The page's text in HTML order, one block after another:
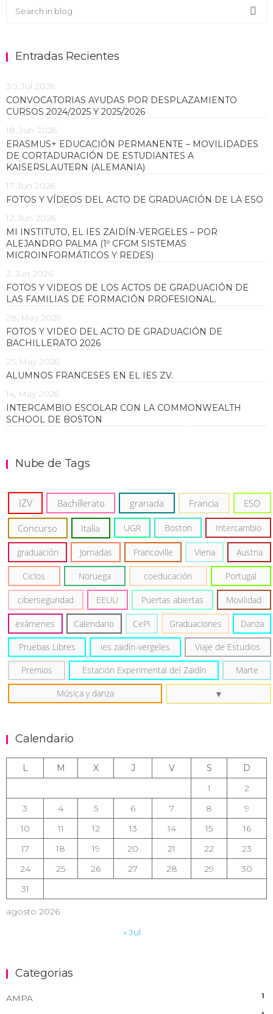
Buscar en el blog
Entradas Recientes
30, Jul 2026
CONVOCATORIAS AYUDAS POR DESPLAZAMIENTO
CURSOS 2024/2025 Y 2025/2026
18, Jun 2026
ERASMUS+ EDUCACIÓN PERMANENTE – MOVILIDADES
DE CORTADURACIÓN DE ESTUDIANTES A
KAISERSLAUTERN (ALEMANIA)
17, Jun 2026
FOTOS Y VÍDEOS DEL ACTO DE GRADUACIÓN DE LA ESO
12, Jun 2026
MI INSTITUTO, EL IES ZAIDÍN-VERGELES – POR
ALEJANDRO PALMA (1º CFGM SISTEMAS
MICROINFORMÁTICOS Y REDES)
2, Jun 2026
FOTOS Y VIDEOS DE LOS ACTOS DE GRADUACIÓN DE
LAS FAMILIAS DE FORMACIÓN PROFESIONAL.
28, May 2026
FOTOS Y VIDEO DEL ACTO DE GRADUACIÓN DE
BACHILLERATO 2026
25, May 2026
ALUMNOS FRANCESES EN EL IES ZV.
14, May 2026
INTERCAMBIO ESCOLAR CON LA COMMONWEALTH
SCHOOL DE BOSTON
Nube de Tags
IZV Bachillerato granada Francia ESO
Concurso Italia UGR Boston Intercambio
graduación Jornadas Francoville Viena Austria
Ciclos Noruega coeducación Portugal
ciberseguridad EEUU Puertas abiertas Movilidad
exámenes Calendario CePI Graduaciones Danza
Pruebas Libres ies zaidín-vergeles Viaje de Estudios
Premios Estación Experimental del Zaidín Marte
Música y danza
Calendario
agosto 2026
L M X J V S
D
1
2
3
4 5 6 7 8
9
10
11 12 13 14 15
16
17
18 19 20 21 22
23
24
25 26 27 28 29
30
31
« Jul
Categorias
AMPA 1